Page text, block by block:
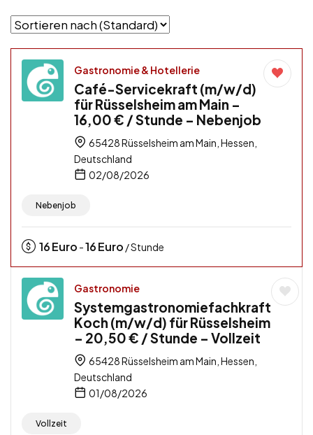
Gastronomie & Hotellerie
Café-Servicekraft (m/w/d)
für Rüsselsheim am Main –
16,00 € / Stunde – Nebenjob
65428 Rüsselsheim am Main, Hessen,
Deutschland
02/08/2026
Nebenjob
16Euro -16Euro / Stunde
Gastronomie
Systemgastronomiefachkraft
Koch (m/w/d) für Rüsselsheim
– 20,50 € / Stunde – Vollzeit
65428 Rüsselsheim am Main, Hessen,
Deutschland
01/08/2026
Vollzeit